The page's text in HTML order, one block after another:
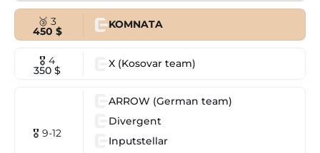
🥉 3
450 $
KOMNATA
🎖 4
350 $
X (Kosovar team)
🎖 9-12
ARROW (German team)
Divergent
Inputstellar